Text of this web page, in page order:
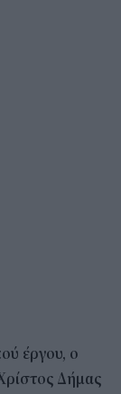
έργου, ο
Δήμας